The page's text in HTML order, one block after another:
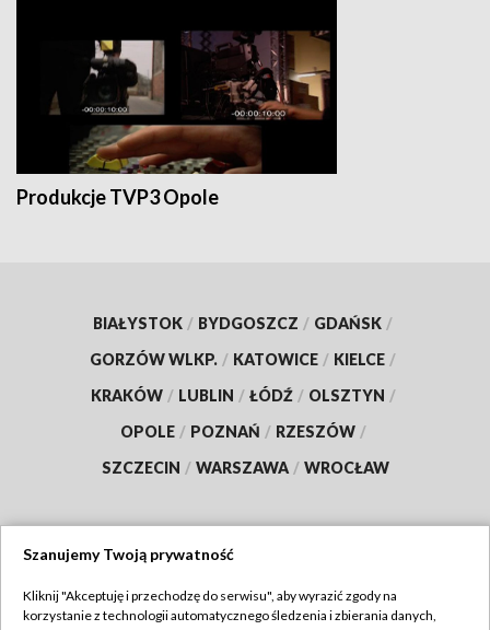
Produkcje TVP3 Opole
BIAŁYSTOK / BYDGOSZCZ / GDAŃSK /
GORZÓW WLKP. / KATOWICE / KIELCE /
KRAKÓW / LUBLIN / ŁÓDŹ / OLSZTYN /
OPOLE / POZNAŃ / RZESZÓW /
SZCZECIN / WARSZAWA / WROCŁAW
TVP
Szanujemy Twoją prywatność
Kliknij "Akceptuję i przechodzę do serwisu", aby wyrazić zgody na
korzystanie z technologii automatycznego śledzenia i zbierania danych,